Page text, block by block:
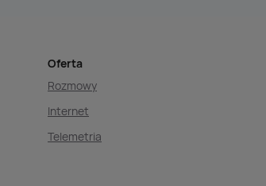
Oferta
Rozmowy
Internet
Telemetria